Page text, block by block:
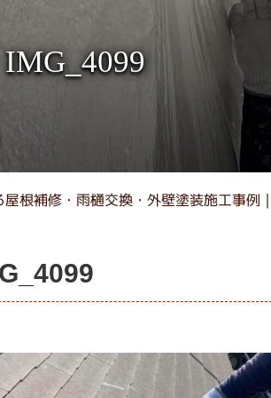
IMG_4099
根補修・雨樋交換・外壁塗装施工事例